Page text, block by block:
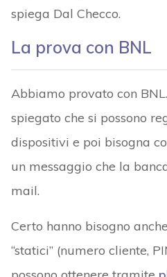
spiega Dal Checco.
La prova con BNL
Abbiamo provato con
spiegato che si possono
dispositivi e poi bisogna
un messaggio che la
mail.
Certo hanno bisogno
“statici” (numero cliente,